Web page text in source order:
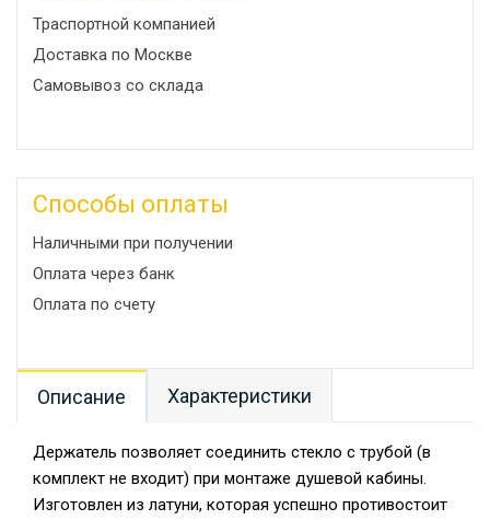
Траспортной компанией
Доставка по Москве
Самовывоз со склада
Способы оплаты
Наличными при получении
Оплата через банк
Оплата по счету
Описание Характеристики
Держатель позволяет соединить стекло с трубой (в
комплект не входит) при монтаже душевой кабины.
Изготовлен из латуни, которая успешно противостоит